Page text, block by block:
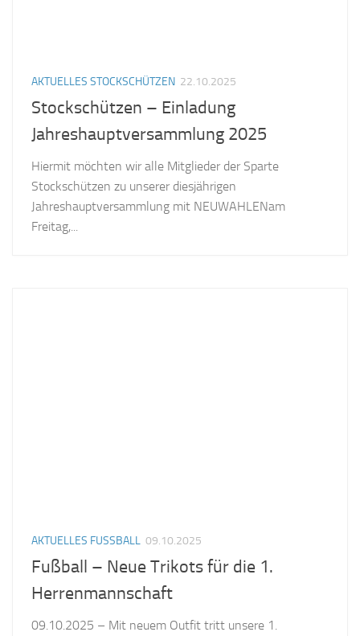
AKTUELLES STOCKSCHÜTZEN 22.10.2025
Stockschützen – Einladung
Jahreshauptversammlung 2025
Hiermit möchten wir alle Mitglieder der Sparte
Stockschützen zu unserer diesjährigen
Jahreshauptversammlung mit NEUWAHLENam
Freitag,...
AKTUELLES FUSSBALL 09.10.2025
Fußball – Neue Trikots für die 1.
Herrenmannschaft
09.10.2025 – Mit neuem Outfit tritt unsere 1.